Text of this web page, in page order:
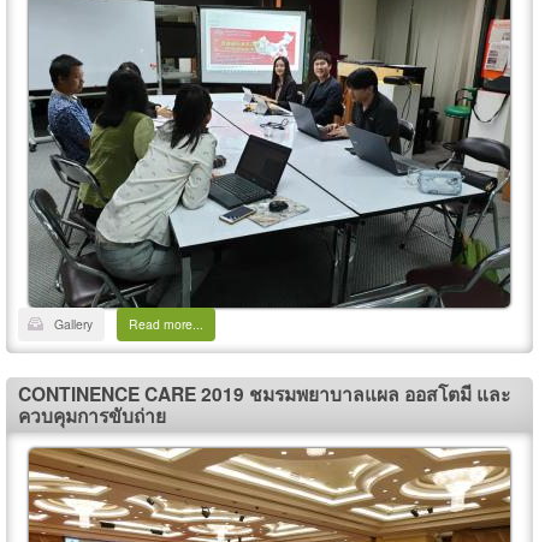
Gallery Read more...
CONTINENCE CARE 2019 ชมรมพยาบาลแผล ออสโตมี และ
ควบคุมการขับถ่าย